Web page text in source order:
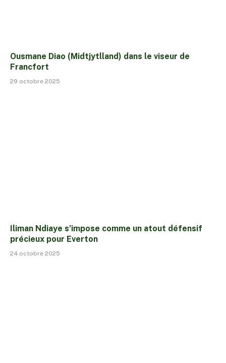
Ousmane Diao (Midtjytlland) dans le viseur de
Francfort
29 octobre 2025
Iliman Ndiaye s’impose comme un atout défensif
précieux pour Everton
24 octobre 2025